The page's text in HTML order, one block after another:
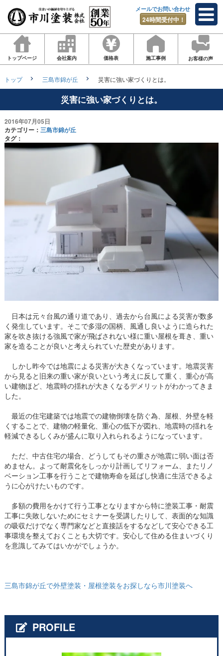
メールでお問い合わせ
24時間受付中！
トップページ 会社案内 価格表 施工事例 お客様の声
トップ 三島市錦が丘 災害に強い家づくりとは。
災害に強い家づくりとは。
2016年07月05日
カテゴリー： 三島市錦が丘
タグ：
日本は元々台風の通り道であり、過去から台風による災害が数多
く発生しています。そこで多湿の国柄、風通し良いように造られた
家を吹き抜ける強風で家が飛ばされない様に重い屋根を葺き、重い
家を造ることが良いと考えられていた歴史があります。
しかし昨今では地震による災害が大きくなっています。地震災害
から見ると旧来の重い家が良いという考えに反して重く、重心が高
い建物ほど、地震時の揺れが大きくなるデメリットがわかってきま
した。
最近の住宅建築では地震での建物倒壊を防ぐ為、屋根、外壁を軽
くすることで、建物の軽量化、重心の低下が図れ、地震時の揺れを
軽減できるしくみが盛んに取り入れられるようになっています。
ただ、中古住宅の場合、どうしてもその重さが地震に弱い面は否
めません。よって耐震化をしっかり計画してリフォーム、またリノ
ベーション工事を行うことで建物寿命を延ばし快適に生活できるよ
うに心がけたいものです。
多額の費用をかけて行う工事となりますから特に塗装工事・耐震
工事に失敗しないためにセミナーを受講したりして、表面的な知識
の吸収だけでなく専門家などと直接話をするなどして安心できる工
事環境を整えておくことも大切です。安心して住める住まいづくり
を意識してみてはいかがでしょうか。
三島市錦が丘で外壁塗装・屋根塗装をお探しなら市川塗装へ
PROFILE